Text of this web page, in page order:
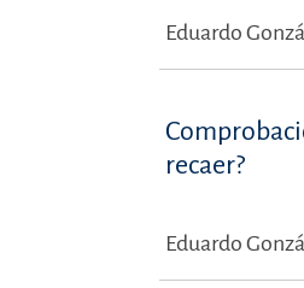
Eduardo
recaer?
Eduardo